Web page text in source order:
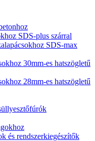
SDS-plus szárral
SDS-max
30mm-es hatszögletű
28mm-es hatszögletű
és rendszerkiegészítők